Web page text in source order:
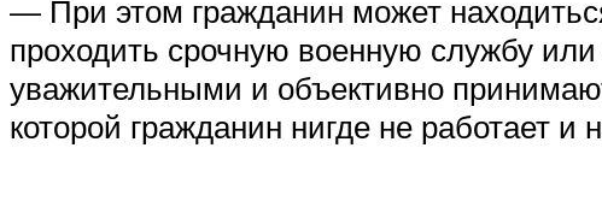
— При этом гражданин может
проходить срочную военную службу
уважительными и объективно
которой гражданин нигде не работает